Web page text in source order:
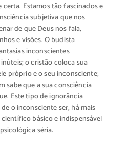
Estamos tão fascinados e
subjetiva que nos
de que Deus nos fala,
e visões. O budista
inconscientes
o cristão coloca sua
próprio e o seu inconsciente;
sabe que a sua consciência
Este tipo de ignorância
o inconsciente ser, há mais
básico e indispensável
séria.